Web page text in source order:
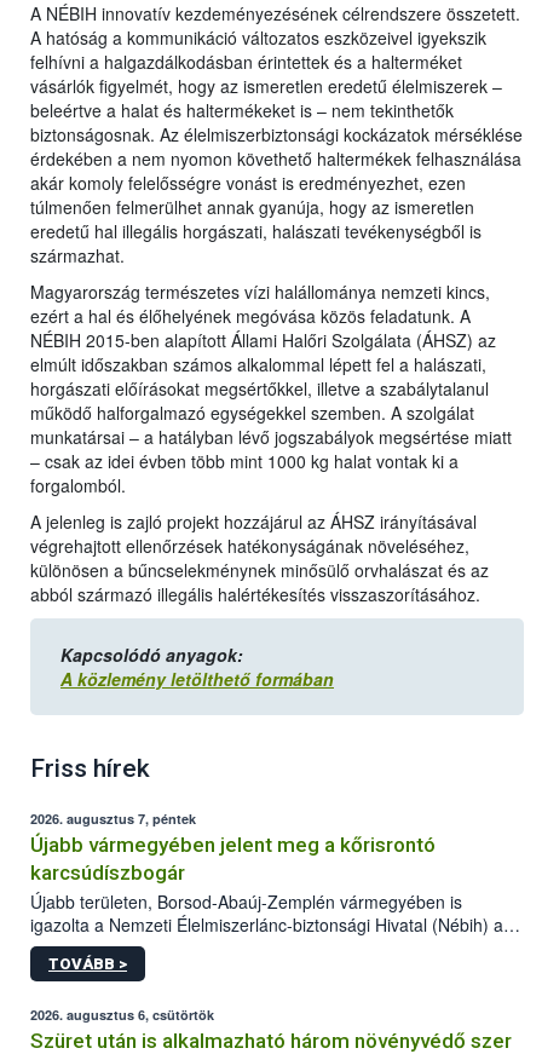
A NÉBIH innovatív kezdeményezésének célrendszere összetett.
A hatóság a kommunikáció változatos eszközeivel igyekszik
felhívni a halgazdálkodásban érintettek és a halterméket
vásárlók figyelmét, hogy az ismeretlen eredetű élelmiszerek –
beleértve a halat és haltermékeket is – nem tekinthetők
biztonságosnak. Az élelmiszerbiztonsági kockázatok mérséklése
érdekében a nem nyomon követhető haltermékek felhasználása
akár komoly felelősségre vonást is eredményezhet, ezen
túlmenően felmerülhet annak gyanúja, hogy az ismeretlen
eredetű hal illegális horgászati, halászati tevékenységből is
származhat.
Magyarország természetes vízi halállománya nemzeti kincs,
ezért a hal és élőhelyének megóvása közös feladatunk. A
NÉBIH 2015-ben alapított Állami Halőri Szolgálata (ÁHSZ) az
elmúlt időszakban számos alkalommal lépett fel a halászati,
horgászati előírásokat megsértőkkel, illetve a szabálytalanul
működő halforgalmazó egységekkel szemben. A szolgálat
munkatársai – a hatályban lévő jogszabályok megsértése miatt
– csak az idei évben több mint 1000 kg halat vontak ki a
forgalomból.
A jelenleg is zajló projekt hozzájárul az ÁHSZ irányításával
végrehajtott ellenőrzések hatékonyságának növeléséhez,
különösen a bűncselekménynek minősülő orvhalászat és az
abból származó illegális halértékesítés visszaszorításához.
Kapcsolódó anyagok:
A közlemény letölthető formában
Friss hírek
2026. augusztus 7, péntek
Újabb vármegyében jelent meg a kőrisrontó
karcsúdíszbogár
Újabb területen, Borsod-Abaúj-Zemplén vármegyében is
igazolta a Nemzeti Élelmiszerlánc-biztonsági Hivatal (Nébih) a
kőrisrontó karcsúdíszbogár (Agrilus planipennis) jelenlétét. A
kártevőt nem csak színcsapdában találták meg, de már fertőzött
az intenzív felderítést, emellett az intézkedéseket a szlovák
hatósággal is összehangolják a terjedés megállítása érdekében.
TOVÁBB >
2026. augusztus 6, csütörtök
Szüret után is alkalmazható három növényvédő szer